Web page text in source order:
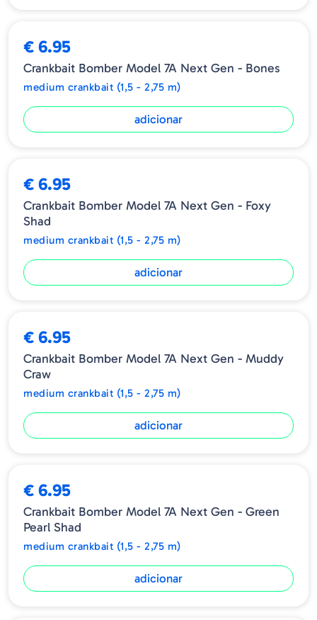
€ 6.95
Crankbait Bomber Model 7A Next Gen - Bones
medium crankbait (1,5 - 2,75 m)
adicionar
€ 6.95
Crankbait Bomber Model 7A Next Gen - Foxy
Shad
medium crankbait (1,5 - 2,75 m)
adicionar
€ 6.95
Crankbait Bomber Model 7A Next Gen - Muddy
Craw
medium crankbait (1,5 - 2,75 m)
adicionar
€ 6.95
Crankbait Bomber Model 7A Next Gen - Green
Pearl Shad
medium crankbait (1,5 - 2,75 m)
adicionar